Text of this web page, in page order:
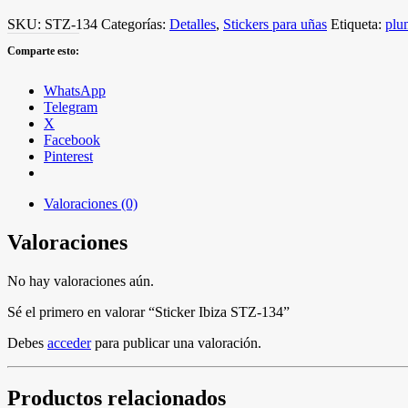
SKU: STZ-134 Categorías: Detalles, Stickers para uñas Etiqueta:
Comparte esto:
WhatsApp
Telegram
X
Facebook
Pinterest
Valoraciones (0)
Valoraciones
No hay valoraciones aún.
Sé el primero en valorar “Sticker Ibiza STZ-134”
Debes accederpara publicar una valoración.
Productos relacionados